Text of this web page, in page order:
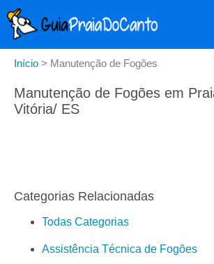
Início > Manutenção de Fogões
Manutenção de Fogões em
Vitória/ ES
Categorias Relacionadas
Todas Categorias
Assistência Técnica de Fogões